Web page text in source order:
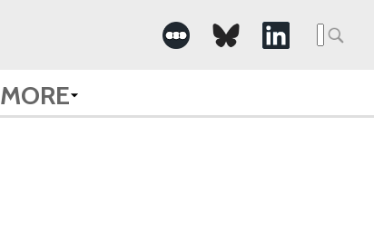
MORE